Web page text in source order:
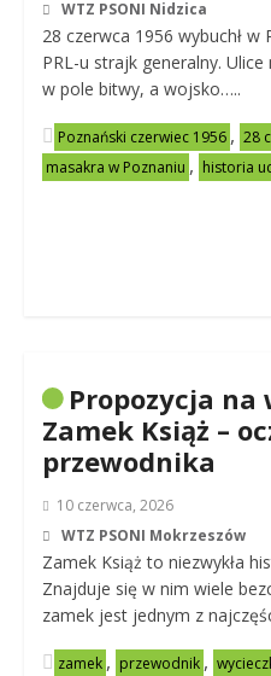
WTZ PSONI Nidzica
28 czerwca 1956 wybuchł w
PRL-u strajk generalny. Ulice
w pole bitwy, a wojsko…..
Poznański czerwiec 1956 , 28
masakra w Poznaniu , historia
Propozycja na
Zamek Książ –
przewodnika
10 czerwca, 2026
WTZ PSONI Mokrzeszów
Zamek Książ to niezwykła
Znajduje się w nim wiele
zamek jest jednym z
zamek , przewodnik ,